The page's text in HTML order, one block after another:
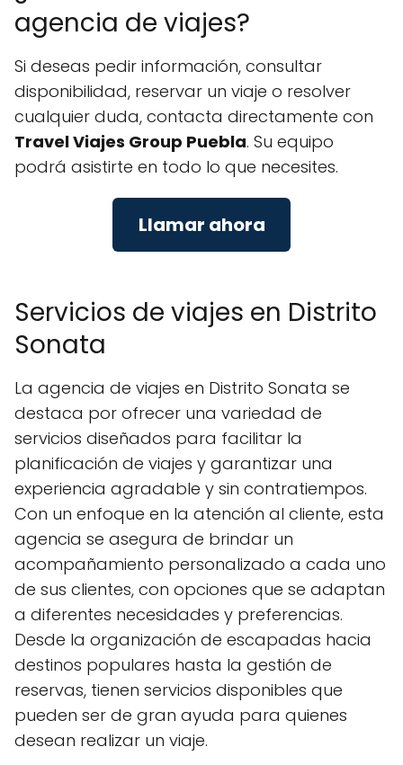
agencia de viajes?
Si deseas pedir información, consultar
disponibilidad, reservar un viaje o resolver
cualquier duda, contacta directamente con
Travel Viajes Group Puebla. Su equipo
podrá asistirte en todo lo que necesites.
Llamar ahora
Servicios de viajes en Distrito
Sonata
La agencia de viajes en Distrito Sonata se
destaca por ofrecer una variedad de
servicios diseñados para facilitar la
planificación de viajes y garantizar una
experiencia agradable y sin contratiempos.
Con un enfoque en la atención al cliente, esta
agencia se asegura de brindar un
acompañamiento personalizado a cada uno
de sus clientes, con opciones que se adaptan
a diferentes necesidades y preferencias.
Desde la organización de escapadas hacia
destinos populares hasta la gestión de
reservas, tienen servicios disponibles que
pueden ser de gran ayuda para quienes
desean realizar un viaje.